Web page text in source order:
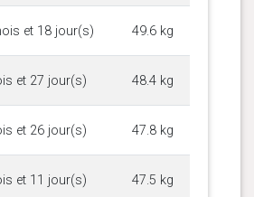
et 18 jour(s) 49.6 kg
et 27 jour(s) 48.4 kg
et 26 jour(s) 47.8 kg
et 11 jour(s) 47.5 kg